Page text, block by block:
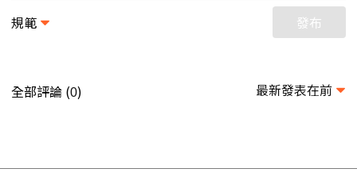
規範 發布
全部評論 (0) 最新發表在前